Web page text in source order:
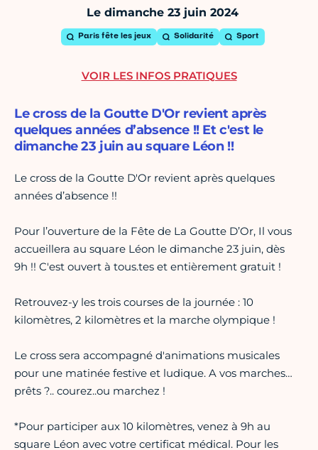
Le dimanche 23 juin 2024
Paris fête les jeux Solidarité Sport
Le cross de la Goutte D'Or revient après
quelques années d’absence !! Et c'est le
dimanche 23 juin au square Léon !!
Le cross de la Goutte D'Or revient après quelques
années d’absence !!
Pour l’ouverture de la Fête de La Goutte D’Or, Il vous
accueillera au square Léon le dimanche 23 juin, dès
9h !! C'est ouvert à tous.tes et entièrement gratuit !
Retrouvez-y les trois courses de la journée : 10
kilomètres, 2 kilomètres et la marche olympique !
Le cross sera accompagné d'animations musicales
pour une matinée festive et ludique. A vos marches…
prêts ?.. courez..ou marchez !
*Pour participer aux 10 kilomètres, venez à 9h au
square Léon avec votre certificat médical. Pour les
VOIR LES INFOS PRATIQUES